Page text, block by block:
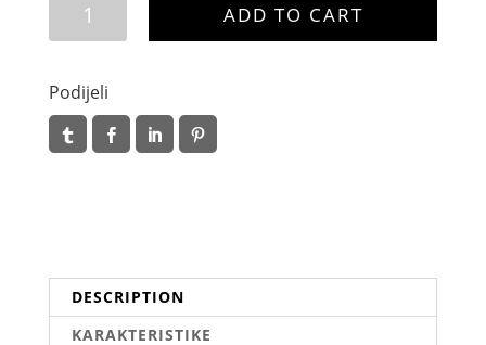
quantity
ADD TO CART
Podijeli
DESCRIPTION
KARAKTERISTIKE